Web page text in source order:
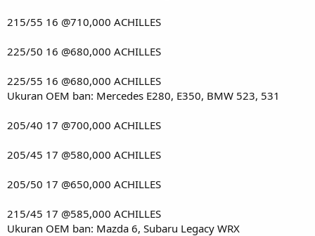
215/55 16 @710,000 ACHILLES
225/50 16 @680,000 ACHILLES
225/55 16 @680,000 ACHILLES
Ukuran OEM ban: Mercedes E280, E350, BMW 523, 531
205/40 17 @700,000 ACHILLES
205/45 17 @580,000 ACHILLES
205/50 17 @650,000 ACHILLES
215/45 17 @585,000 ACHILLES
Ukuran OEM ban: Mazda 6, Subaru Legacy WRX